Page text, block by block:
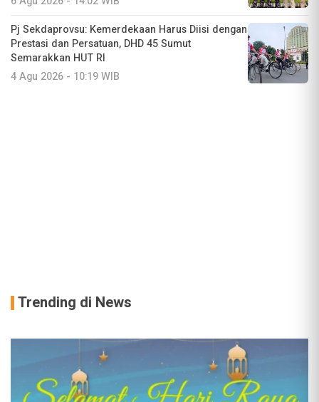
Pj Sekdaprovsu: Kemerdekaan Harus Diisi dengan
Prestasi dan Persatuan, DHD 45 Sumut
Semarakkan HUT RI
4 Agu 2026 - 10:19 WIB
Trending di News